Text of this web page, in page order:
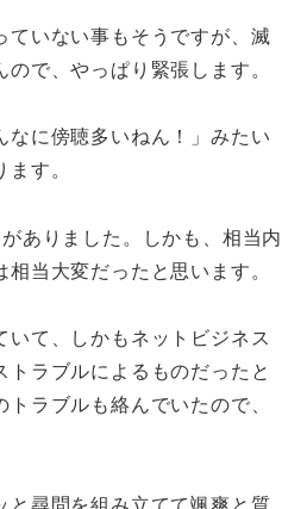
ていない事もそうですが、滅
で、やっぱり緊張します。
なに傍聴多いねん！」みたい
す。
ありました。しかも、相当内
当大変だったと思います。
て、しかもネットビジネス
ラブルによるものだったと
ラブルも絡んでいたので、